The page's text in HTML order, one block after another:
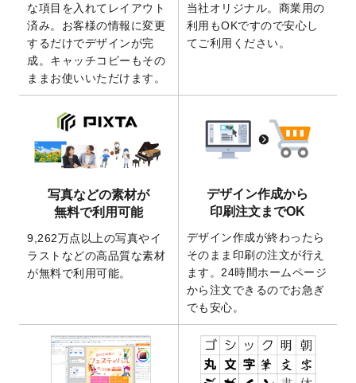
2026/4/23
コラム「 画像の配置・差し替え・トリミン
グ」「テンプレート間でパーツを流用する
方法」を公開いたしました。
2026/4/21
アクリルキーホルダーのデザインテンプレ
ート を追加いたしました。
りました！
2025/12/22
【新商品】アクリルキーホルダーが作成で
きるようになりました！
2025/12/22
2026年版4月始まりのカレンダーデザイン
テンプレート
を公開いたしました。
開いたしました。
2025/9/30
【新商品】クリアファイルバッグ が作成で
きるようになりました！
2026年午年の年賀状デザインテンプレート
を公開いたしました。
2025/9/10
喪中はがき・寒中見舞いのデザインテンプ
レートを公開いたしました。
な項目を入れてレイアウト
済み。お客様の情報に変更
するだけでデザインが完
成。キャッチコピーもその
ままお使いいただけます。
当社オリジナル。商業用の
利用もOKですので安心し
てご利用ください。
写真などの素材が
無料で利用可能
9,262万点以上の写真やイ
ラストなどの高品質な素材
が無料で利用可能。
デザイン作成から
印刷注文までOK
デザイン作成が終わったら
そのまま印刷の注文が行え
ます。24時間ホームページ
から注文できるのでお急ぎ
でも安心。